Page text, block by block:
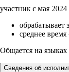
участник с мая 2024
обрабатывает
среднее
Общается на
Сведения об